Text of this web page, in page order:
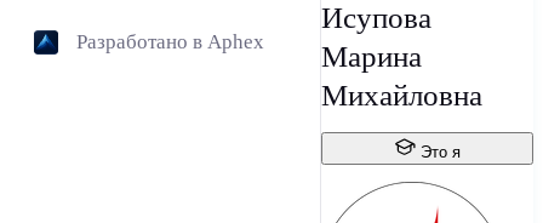
Разработано в Aphex
Исупова
Марина
Михайловна
Это я